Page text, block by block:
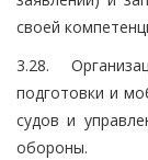
своей
3.28.
подготовки и
судов и
обороны.